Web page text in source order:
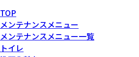
TOP
メンテナンスメニュー
メンテナンスメニュー一覧
トイレ